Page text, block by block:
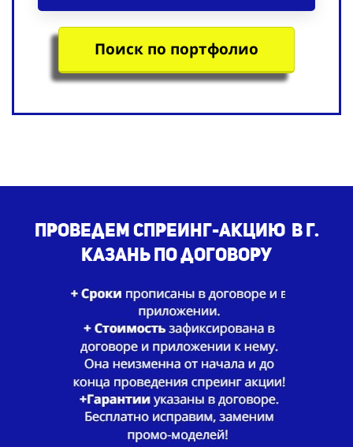
Поиск по портфолио
Проведем спреинг-акцию в г.
Казань по договору